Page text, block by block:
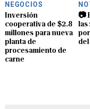
NEGOCIOS
Inversión
cooperativa de $2.8
millones para nueva
planta de
procesamiento de
carne
📷
las